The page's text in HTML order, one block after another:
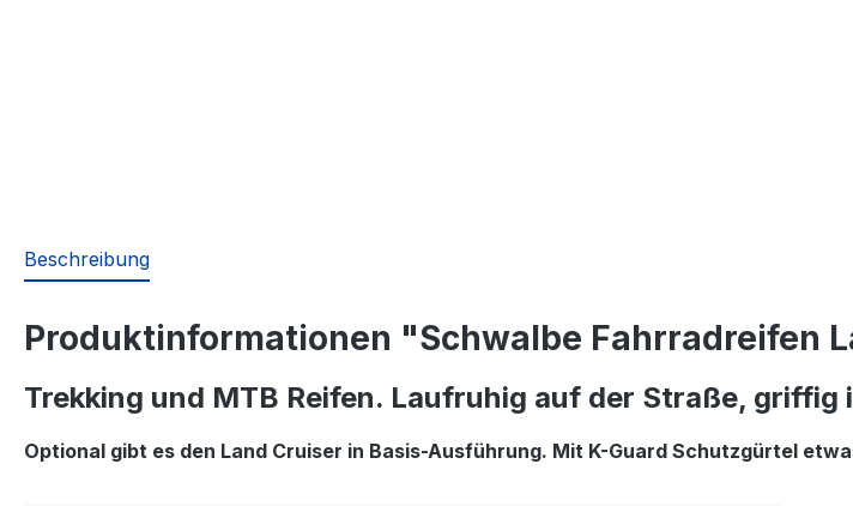
Beschreibung
Produktinformationen "Schwalbe Fahrradreifen
Trekking und MTB Reifen. Laufruhig auf der Straße,
Optional gibt es den Land Cruiser in Basis-Ausführung. Mit K-Guard Schutzgürtel